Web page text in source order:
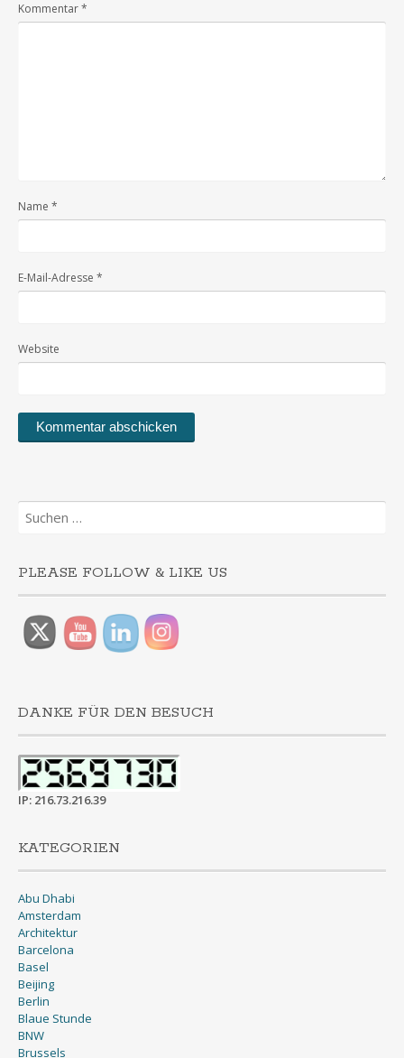
Kommentar*
Name *
E-Mail-Adresse *
Website
Suchen
nach:
PLEASE FOLLOW & LIKE US
DANKE FÜR DEN BESUCH
IP: 216.73.216.39
KATEGORIEN
Abu Dhabi
Amsterdam
Architektur
Barcelona
Basel
Beijing
Berlin
Blaue Stunde
BNW
Brussels